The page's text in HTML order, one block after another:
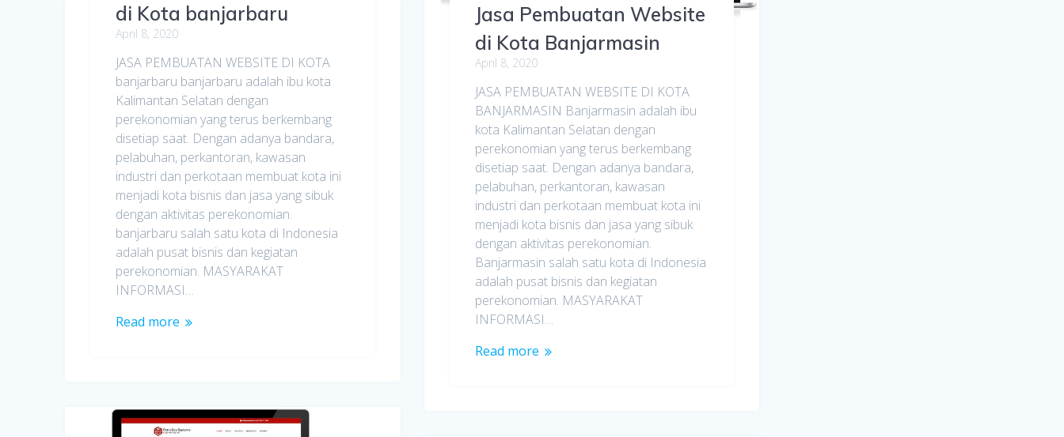
Jasa Pembuatan Website
di Kota Banjarmasin
April 8, 2020
JASA PEMBUATAN WEBSITE DI KOTA
BANJARMASIN Banjarmasin adalah ibu
kota Kalimantan Selatan dengan
perekonomian yang terus berkembang
disetiap saat. Dengan adanya bandara,
pelabuhan, perkantoran, kawasan
industri dan perkotaan membuat kota ini
menjadi kota bisnis dan jasa yang sibuk
dengan aktivitas perekonomian.
Banjarmasin salah satu kota di Indonesia
adalah pusat bisnis dan kegiatan
perekonomian. MASYARAKAT
INFORMASI…
Read more
di Kota banjarbaru
April 8, 2020
JASA PEMBUATAN WEBSITE DI KOTA
banjarbaru banjarbaru adalah ibu kota
Kalimantan Selatan dengan
perekonomian yang terus berkembang
disetiap saat. Dengan adanya bandara,
pelabuhan, perkantoran, kawasan
industri dan perkotaan membuat kota ini
menjadi kota bisnis dan jasa yang sibuk
dengan aktivitas perekonomian.
banjarbaru salah satu kota di Indonesia
adalah pusat bisnis dan kegiatan
perekonomian. MASYARAKAT
INFORMASI…
Read more